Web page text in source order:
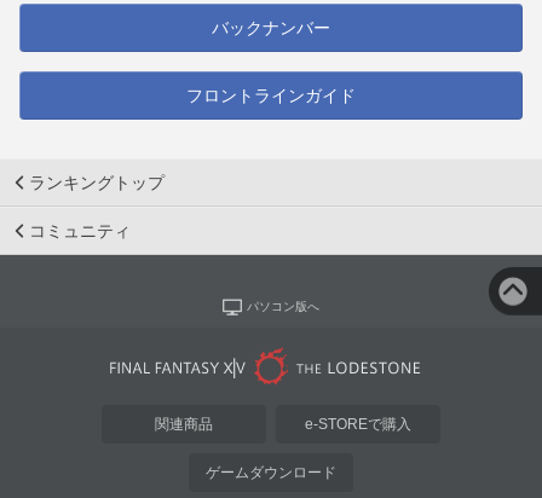
バックナンバー
フロントラインガイド
ランキングトップ
コミュニティ
パソコン版へ
関連商品 e-STOREで購入
ゲームダウンロード